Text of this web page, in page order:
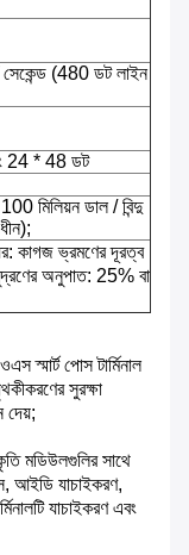
সেকেন্ড (480 ডট লাইন
24 * 48 ডট
মিলিয়ন ডাল / বিন্দু
কাগজ ভ্রমণের দূরত্ব
অনুপাত: 25% বা
স্মার্ট পোস টার্মিনাল
সুরক্ষা
দেয়;
মডিউলগুলির সাথে
আইডি যাচাইকরণ,
যাচাইকরণ এবং